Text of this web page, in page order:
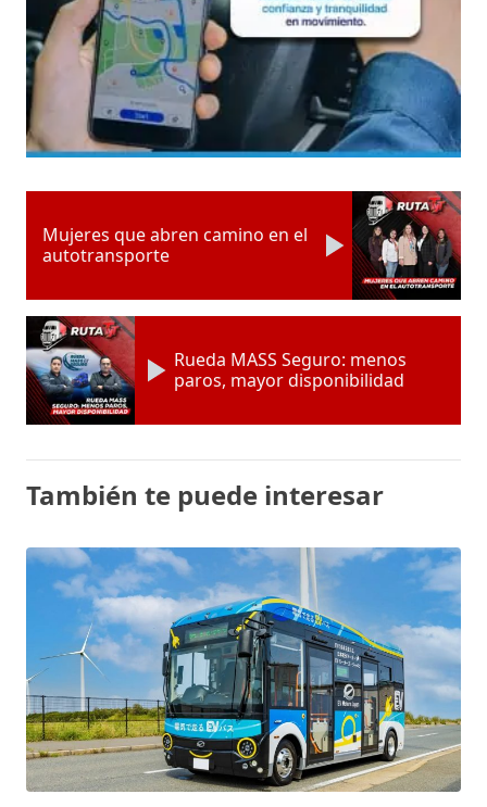
Mujeres que abren camino en el
autotransporte
Rueda MASS Seguro: menos
paros, mayor disponibilidad
También te puede interesar